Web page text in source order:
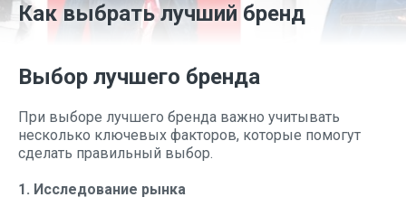
Как выбрать лучший бренд
Выбор лучшего бренда
При выборе лучшего бренда важно учитывать
несколько ключевых факторов, которые помогут
сделать правильный выбор.
1. Исследование рынка